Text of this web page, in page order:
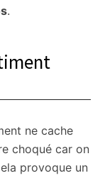
.
ne cache
choqué car on
provoque un